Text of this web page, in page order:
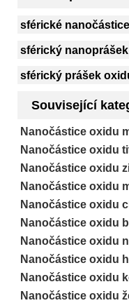
sférické
sférický
sférický prášek
Související
Nanočástice oxidu
Nanočástice oxidu
Nanočástice oxidu
Nanočástice oxidu
Nanočástice oxidu
Nanočástice oxidu
Nanočástice oxidu
Nanočástice oxidu
Nanočástice oxidu
Nanočástice oxidu